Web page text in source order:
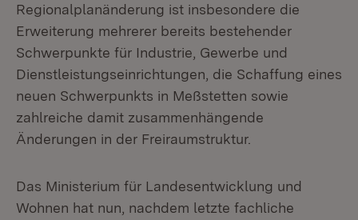
Regionalplanänderung ist insbesondere die
Erweiterung mehrerer bereits bestehender
Schwerpunkte für Industrie, Gewerbe und
Dienstleistungseinrichtungen, die Schaffung eines
neuen Schwerpunkts in Meßstetten sowie
zahlreiche damit zusammenhängende
Änderungen in der Freiraumstruktur.
Das Ministerium für Landesentwicklung und
Wohnen hat nun, nachdem letzte fachliche